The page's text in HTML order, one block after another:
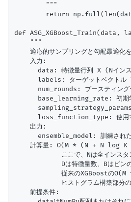
        """
return
def
    """
適応的サンプリングと勾配最適
    入力:
data: 特徴量行列 X (Nイン
labels: ターゲットベクトル
num_rounds: ブースティング
base_learning_rate: 初期
loss_function_type: 使用
    出力:
ensemble_model: 訓練された
計算量: O(M * (N + N log
ここで、Nは全インスタ
Dは特徴量数、Bはビンの
従来のXGBoostのO(M
ヒストグラム構築部分の
    前提条件: